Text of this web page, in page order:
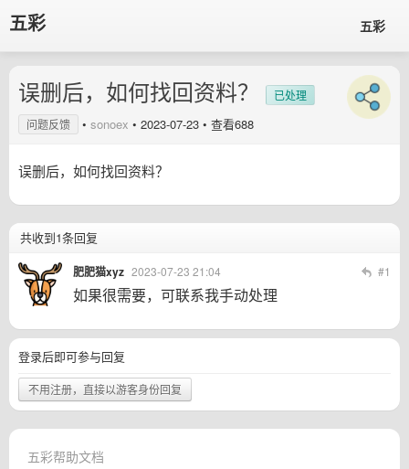
五彩 五彩
误删后，如何找回资料？
已处理
问题反馈
• sonoex • 2023-07-23 • 查看688
误删后，如何找回资料？
共收到1条回复
肥肥猫xyz 2023-07-23 21:04 #1
如果很需要，可联系我手动处理
登录后即可参与回复
不用注册，直接以游客身份回复
五彩帮助文档